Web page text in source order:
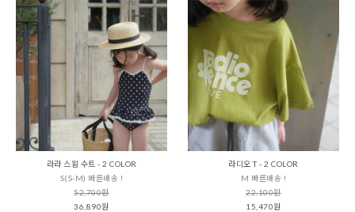
라라 스윔 수트 - 2 COLOR
S(S-M) 빠른배송 !
52,700원
36,890원
라디오 T - 2 COLOR
M 빠른배송 !
22,100원
15,470원